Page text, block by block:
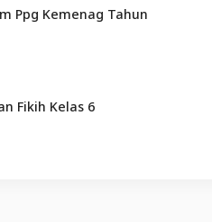
Ppg Kemenag Tahun
Fikih Kelas 6